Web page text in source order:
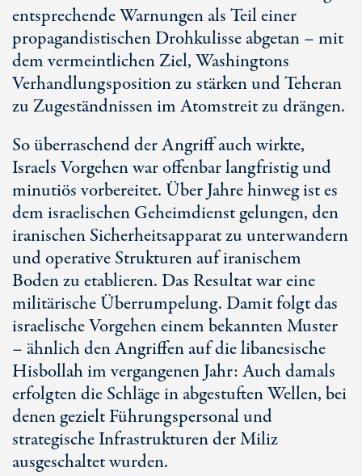
entsprechende Warnungen als Teil einer
propagandistischen Drohkulisse abgetan – mit
dem vermeintlichen Ziel, Washingtons
Verhandlungsposition zu stärken und Teheran
zu Zugeständnissen im Atomstreit zu drängen.
So überraschend der Angriff auch wirkte,
Israels Vorgehen war offenbar langfristig und
minutiös vorbereitet. Über Jahre hinweg ist es
dem israelischen Geheimdienst gelungen, den
iranischen Sicherheitsapparat zu unterwandern
und operative Strukturen auf iranischem
Boden zu etablieren. Das Resultat war eine
militärische Überrumpelung. Damit folgt das
israelische Vorgehen einem bekannten Muster
– ähnlich den Angriffen auf die libanesische
Hisbollah im vergangenen Jahr: Auch damals
erfolgten die Schläge in abgestuften Wellen, bei
denen gezielt Führungspersonal und
strategische Infrastrukturen der Miliz
ausgeschaltet wurden.